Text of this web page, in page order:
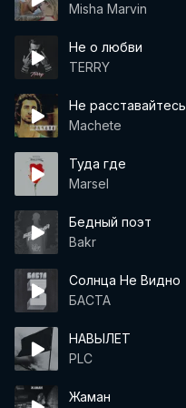
Misha Marvin
Не о любви
TERRY
Не расставайтесь
Machete
Туда где
Marsel
Бедный поэт
Bakr
Солнца Не Видно
БАСТА
НАВЫЛЕТ
PLC
Жаман